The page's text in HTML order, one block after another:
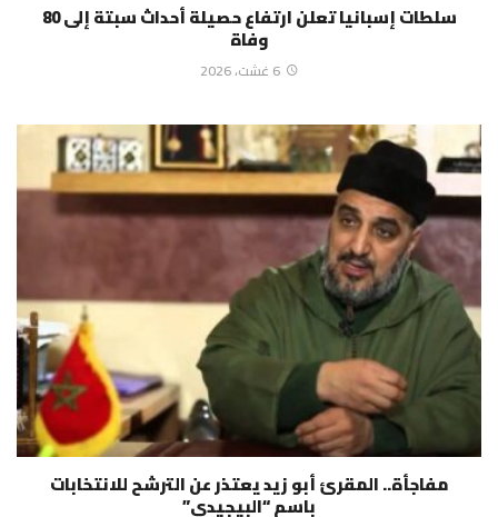
سلطات إسبانيا تعلن ارتفاع حصيلة أحداث سبتة إلى 80
وفاة
6 غشت، 2026
مفاجأة.. المقرئ أبو زيد يعتذر عن الترشح للانتخابات
باسم “البيجيدي”